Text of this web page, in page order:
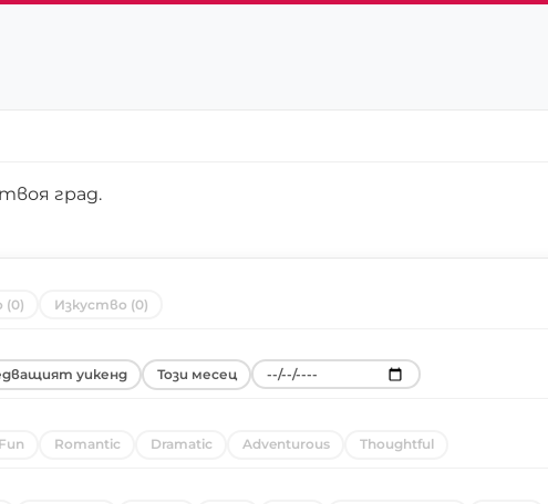
твоя град.
(0) Изкуство (0)
уикенд Този месец
Fun Romantic Dramatic Adventurous Thoughtful